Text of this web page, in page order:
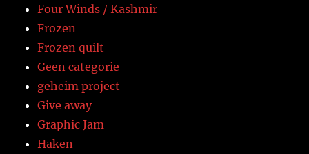
Four Winds / Kashmir
Frozen
Frozen quilt
Geen categorie
geheim project
Give away
Graphic Jam
Haken